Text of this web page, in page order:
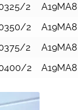
2
2
2
2